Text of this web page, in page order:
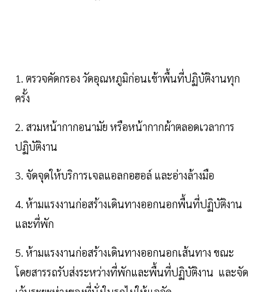
1. ตรวจคัดกรอง วัดอุณหภูมิก่อนเข้าพื้นที่ปฏิบัติงานทุก
ครั้ง
2. สวมหน้ากากอนามัย หรือหน้ากากผ้าตลอดเวลาการ
ปฏิบัติงาน
3. จัดจุดให้บริการเจลแอลกอฮอล์ และอ่างล้างมือ
4. ห้ามแรงงานก่อสร้างเดินทางออกนอกพื้นที่ปฏิบัติงาน
และที่พัก
5. ห้ามแรงงานก่อสร้างเดินทางออกนอกเส้นทาง ขณะ
โดยสารรถรับส่งระหว่างที่พักและพื้นที่ปฏิบัติงาน และจัด